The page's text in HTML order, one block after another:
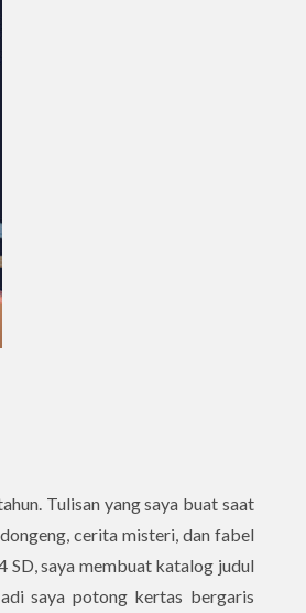
Tulisan yang saya buat saat
cerita misteri, dan fabel
SD, saya membuat katalog judul
saya potong kertas bergaris